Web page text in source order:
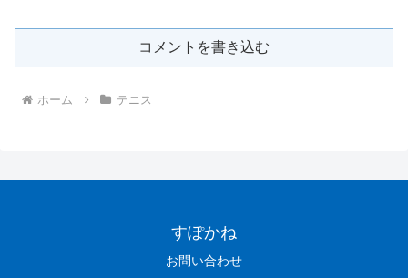
コメントを書き込む
ホーム テニス
すぽかね
お問い合わせ